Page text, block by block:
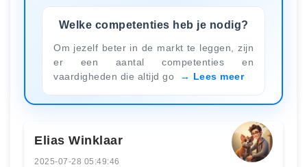
Welke competenties heb je nodig?
Om jezelf beter in de markt te leggen, zijn
er een aantal competenties en
vaardigheden die altijd go
Lees meer
Elias Winklaar
2025-07-28 05:49:46